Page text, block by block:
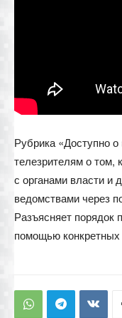
Рубрика «Доступно
телезрителям о том,
с органами власти и
ведомствами через
Разъясняет порядок
помощью